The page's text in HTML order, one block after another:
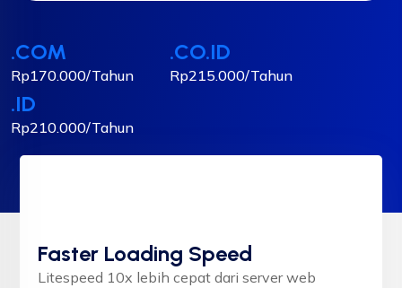
.COM
Rp170.000/Tahun
.CO.ID
Rp215.000/Tahun
.ID
Rp210.000/Tahun
Faster Loading Speed
Litespeed 10x lebih cepat dari server web